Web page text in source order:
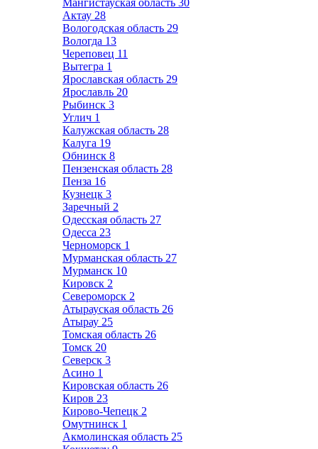
Мангистауская область 30
Актау 28
Вологодская область 29
Вологда 13
Череповец 11
Вытегра 1
Ярославская область 29
Ярославль 20
Рыбинск 3
Углич 1
Калужская область 28
Калуга 19
Обнинск 8
Пензенская область 28
Пенза 16
Кузнецк 3
Заречный 2
Одесская область 27
Одесса 23
Черноморск 1
Мурманская область 27
Мурманск 10
Кировск 2
Североморск 2
Атырауская область 26
Атырау 25
Томская область 26
Томск 20
Северск 3
Асино 1
Кировская область 26
Киров 23
Кирово-Чепецк 2
Омутнинск 1
Акмолинская область 25